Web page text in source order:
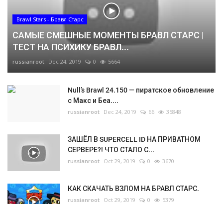
Brawl Stars - Бравл Старс
САМЫЕ СМЕШНЫЕ МОМЕНТЫ БРАВЛ СТАРС |
ТЕСТ НА ПСИХИКУ БРАВЛ...
russianroot Dec 24, 2019 0 5664
Null’s Brawl 24.150 — пиратское обновление
с Макс и Беа....
russianroot Dec 24, 2019 66 35848
ЗАШЁЛ В SUPERCELL ID НА ПРИВАТНОМ
СЕРВЕРЕ?! ЧТО СТАЛО С...
russianroot Oct 29, 2019 0 3670
КАК СКАЧАТЬ ВЗЛОМ НА БРАВЛ СТАРС.
russianroot Oct 29, 2019 0 5379